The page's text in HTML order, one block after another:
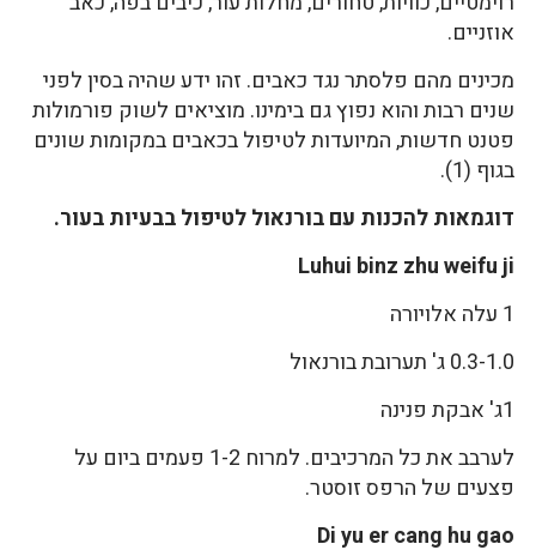
אוזניים.
מכינים מהם פלסתר נגד כאבים. זהו ידע שהיה בסין לפני
שנים רבות והוא נפוץ גם בימינו. מוציאים לשוק פורמולות
פטנט חדשות, המיועדות לטיפול בכאבים במקומות שונים
בגוף (1).
דוגמאות להכנות עם בורנאול לטיפול בבעיות בעור.
Luhui binz zhu weifu ji
1 עלה אלויורה
0.3-1.0 ג' תערובת בורנאול
1ג' אבקת פנינה
לערבב את כל המרכיבים. למרוח 1-2 פעמים ביום על
פצעים של הרפס זוסטר.
Di yu er cang hu gao